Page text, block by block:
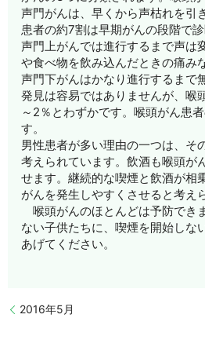
声門がんは、早くから声枯れを引
患者の約7割は早期がんの段階で診
声門上がんでは進行するまで声は
や食べ物を飲み込んだときの痛み
声門下がんはかなり進行するまで
発見は容易ではありませんが、喉
～2％とわずかです。喉頭がん患
す。
男性患者が多い理由の一つは、そ
考えられています。飲酒も喉頭が
せます。継続的な喫煙と飲酒が相
がんを発生しやすくさせると考え
喉頭がんのほとんどは予防でき
ない子供たちに、喫煙を開始しな
あげてください。
2016年5月